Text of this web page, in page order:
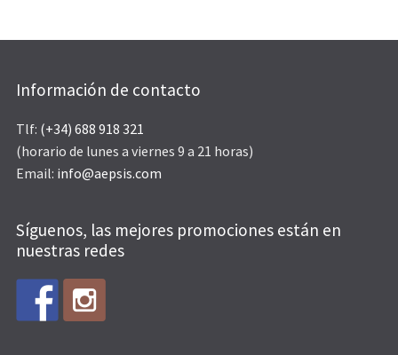
Información de contacto
Tlf: (+34) 688 918 321
(horario de lunes a viernes 9 a 21 horas)
Email: info@aepsis.com
Síguenos, las mejores promociones están en
nuestras redes